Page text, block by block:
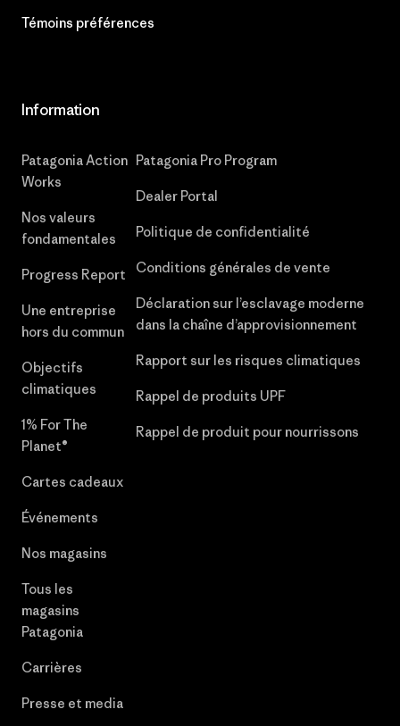
Témoins préférences
Information
Patagonia Action
Works
Nos valeurs
fondamentales
Progress Report
Une entreprise
hors du commun
Objectifs
climatiques
1% For The
Planet®
Cartes cadeaux
Événements
Nos magasins
Tous les
magasins
Patagonia
Carrières
Presse et media
Patagonia Pro Program
Dealer Portal
Politique de confidentialité
Conditions générales de vente
Déclaration sur l’esclavage moderne
dans la chaîne d’approvisionnement
Rapport sur les risques climatiques
Rappel de produits UPF
Rappel de produit pour nourrissons